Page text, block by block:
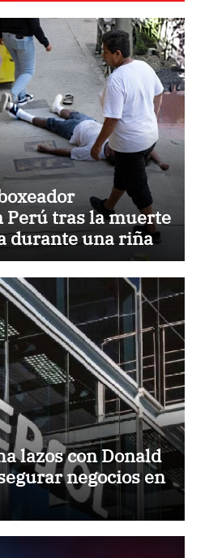
Perú tras la muerte
durante una riña
lazos con Donald
negocios en